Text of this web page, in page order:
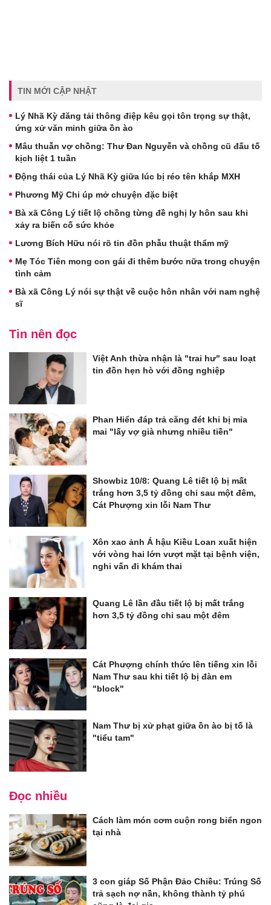
TIN MỚI CẬP NHẬT
Lý Nhã Kỳ đăng tải thông điệp kêu gọi tôn trọng sự thật,
ứng xử văn minh giữa ồn ào
Mâu thuẫn vợ chồng: Thư Đan Nguyễn và chồng cũ đấu tố
kịch liệt 1 tuần
Động thái của Lý Nhã Kỳ giữa lúc bị réo tên khắp MXH
Phương Mỹ Chi úp mở chuyện đặc biệt
Bà xã Công Lý tiết lộ chồng từng đề nghị ly hôn sau khi
xảy ra biến cố sức khỏe
Lương Bích Hữu nói rõ tin đồn phẫu thuật thẩm mỹ
Mẹ Tóc Tiên mong con gái đi thêm bước nữa trong chuyện
tình cảm
Bà xã Công Lý nói sự thật về cuộc hôn nhân với nam nghệ
sĩ
Tin nên đọc
Việt Anh thừa nhận là "trai hư" sau loạt
tin đồn hẹn hò với đồng nghiệp
Phan Hiển đáp trả căng đét khi bị mỉa
mai "lấy vợ già nhưng nhiều tiền"
Showbiz 10/8: Quang Lê tiết lộ bị mất
trắng hơn 3,5 tỷ đồng chỉ sau một đêm,
Cát Phượng xin lỗi Nam Thư
Xôn xao ảnh Á hậu Kiều Loan xuất hiện
với vòng hai lớn vượt mặt tại bệnh viện,
nghi vấn đi khám thai
Quang Lê lần đầu tiết lộ bị mất trắng
hơn 3,5 tỷ đồng chỉ sau một đêm
Cát Phượng chính thức lên tiếng xin lỗi
Nam Thư sau khi tiết lộ bị đàn em
"block"
Nam Thư bị xử phạt giữa ồn ào bị tố là
"tiểu tam"
Đọc nhiều
Cách làm món cơm cuộn rong biển ngon
tại nhà
3 con giáp Số Phận Đảo Chiều: Trúng Số
trả sạch nợ nần, không thành tỷ phú